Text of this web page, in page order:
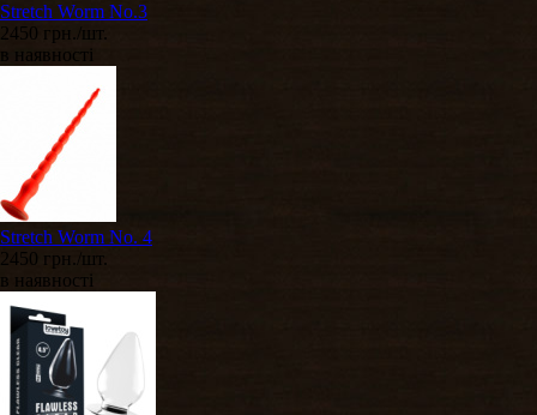
Stretch Worm No.3
2450 грн./шт.
в наявності
Stretch Worm No. 4
2450 грн./шт.
в наявності